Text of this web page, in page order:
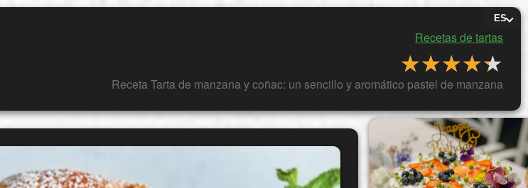
Recetas de tartas
★★★★★
★★★★★
Receta Tarta de manzana y coñac: un sencillo y aromático pastel de manzana
ES